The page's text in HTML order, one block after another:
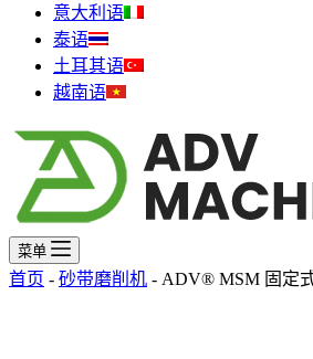
意大利语
泰语
土耳其语
越南语
菜单
首页 - 砂带磨削机 - ADV® MSM 固定